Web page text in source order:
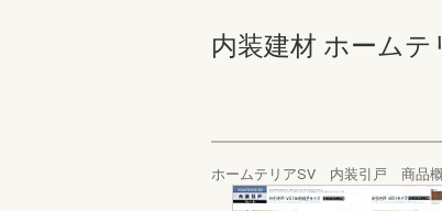
内装建材 ホームテ
ホームテリアSV 内装引戸 商品